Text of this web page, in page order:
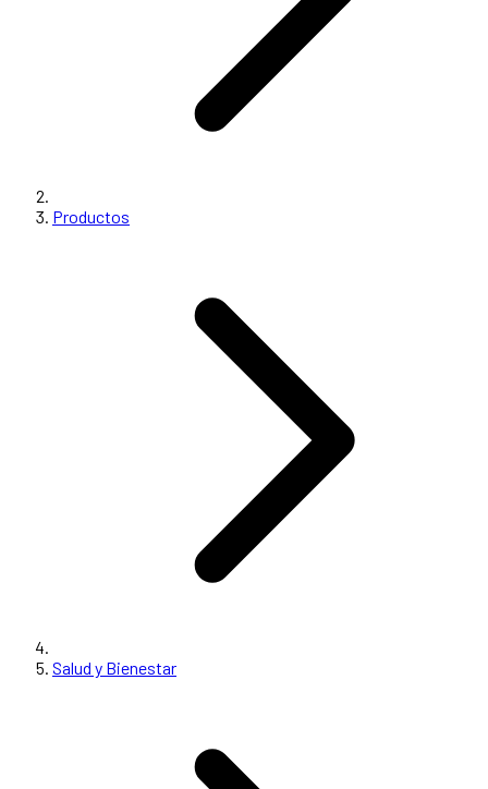
Productos
Salud y Bienestar